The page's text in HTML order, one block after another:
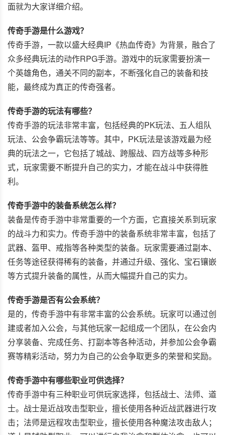
面就为大家详细介绍。
传奇手游是什么游戏？
传奇手游，一款以盛大经典IP《热血传奇》为背景，融合了
众多经典玩法的动作RPG手游。游戏中的玩家需要扮演一
个英雄角色，通关不同的副本，不断强化自己的装备和技
能，最终成为真正的传奇强者。
传奇手游的玩法有哪些？
传奇手游的玩法非常丰富，包括经典的PK玩法、五人组队
玩法、公会争霸玩法等等。其中，PK玩法是该游戏最为经
典的玩法之一，它包括了城战、跨服战、四方战等多种形
式，玩家需要不断提升自己的实力，才能在战斗中获得胜
利。
传奇手游中的装备系统怎么样？
装备是传奇手游中非常重要的一个方面，它直接关系到玩家
的战斗力和实力。传奇手游中的装备系统非常丰富，包括了
武器、盔甲、戒指等各种类型的装备。玩家需要通过副本、
任务等途径获得稀有的装备，并通过升级、强化、宝石镶嵌
等方式提升装备的属性，从而大幅提升自己的实力。
传奇手游是否有公会系统？
是的，传奇手游中有非常丰富的公会系统。玩家可以通过创
建或者加入公会，与其他玩家一起组成一个团队，在公会内
分享装备、完成任务、打副本等各种活动，并参加公会争霸
赛等精彩活动，努力为自己的公会争取更多的荣誉和奖励。
传奇手游中有哪些职业可供选择？
传奇手游中有三种职业可供玩家选择，包括战士、法师、道
士。战士是近战攻击型职业，擅长使用各种近战武器进行攻
击；法师是远程攻击型职业，擅长使用各种魔法攻击敌人；